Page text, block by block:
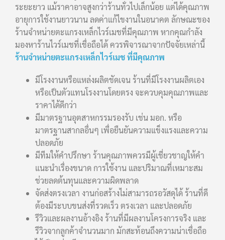
ระยะยาว แม้ราคาอาจสูงกว่าร้านทั่วไปเล็กน้อย แต่ได้คุณภาพ
อายุการใช้งานยาวนาน ลดค่าแก้ไขงานในอนาคต ลักษณะของ
ร้านจำหน่ายตะแกรงเหล็กไวร์เมชที่มีคุณภาพ หากคุณกำลัง
มองหาร้านไวร์เมชที่เชื่อถือได้ ควรพิจารณาจากปัจจัยเหล่านี้
ร้านจำหน่ายตะแกรงเหล็กไวร์เมช ที่มีคุณภาพ
มีโรงงานหรือแหล่งผลิตชัดเจน ร้านที่มีโรงงานผลิตเอง
หรือเป็นตัวแทนโรงงานโดยตรง จะควบคุมคุณภาพและ
ราคาได้ดีกว่า
มีมาตรฐานอุตสาหกรรมรองรับ เช่น มอก. หรือ
มาตรฐานสากลอื่นๆ เพื่อยืนยันความแข็งแรงและความ
ปลอดภัย
มีทีมให้คำปรึกษา ร้านคุณภาพควรมีผู้เชี่ยวชาญให้คำ
แนะนำเรื่องขนาด การใช้งาน และปริมาณที่เหมาะสม
ช่วยลดต้นทุนและความผิดพลาด
จัดส่งตรงเวลา งานก่อสร้างไม่สามารถรอวัสดุได้ ร้านที่ดี
ต้องมีระบบขนส่งที่รวดเร็ว ตรงเวลา และปลอดภัย
รีวิวและผลงานอ้างอิง ร้านที่มีผลงานโครงการจริง และ
รีวิวจากลูกค้าจำนวนมาก มักสะท้อนถึงความน่าเชื่อถือ